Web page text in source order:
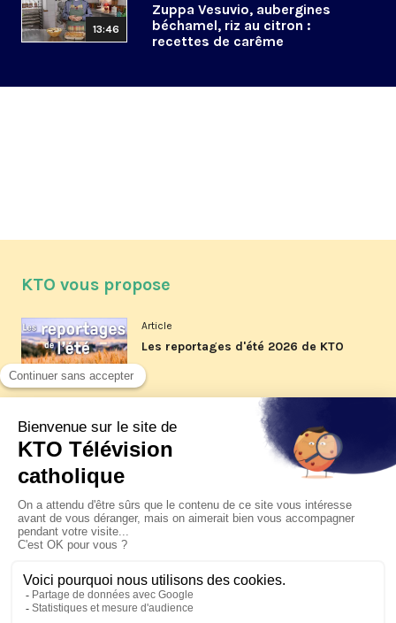
13:46
Zuppa Vesuvio, aubergines
béchamel, riz au citron :
recettes de carême
KTO vous propose
Article
Les reportages d'été 2026 de KTO
La visite pastorale du pape Léon
XIV à Assise à suivre sur KTO le
jeudi 6 août
Le pape en Uruguay, Argentine et
Pérou du 6 au 17 novembre 2026
© KTO 2026 —Contact